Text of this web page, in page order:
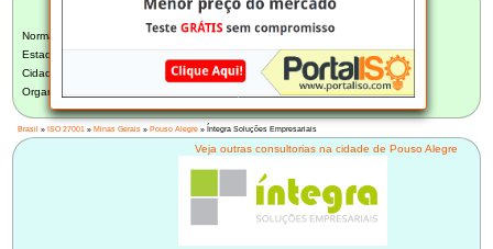
ISO 27001
Norma:
ISO 27001
Estado:
Cidade:
Pouso Alegre/MG (1)
Organização:
Íntegra Soluções Empresariais - Pouso Alegre/MG
Brasil »ISO 27001 »Minas Gerais »Pouso Alegre » Íntegra Soluções Empresariais
Veja outras consultorias na cidade de Pouso Alegre